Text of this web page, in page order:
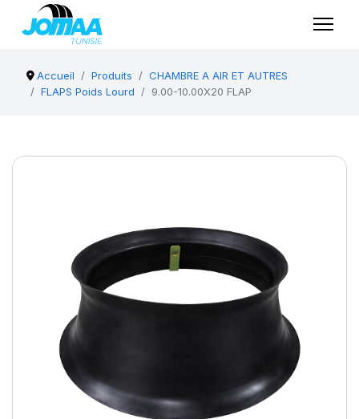
Accueil Produits
CHAMBRE A AIR ET AUTRES
FLAPS Poids Lourd
9.00-10.00X20 FLAP